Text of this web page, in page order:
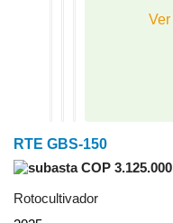
RTE GBS-150
COP 3.125.000
Rotocultivador